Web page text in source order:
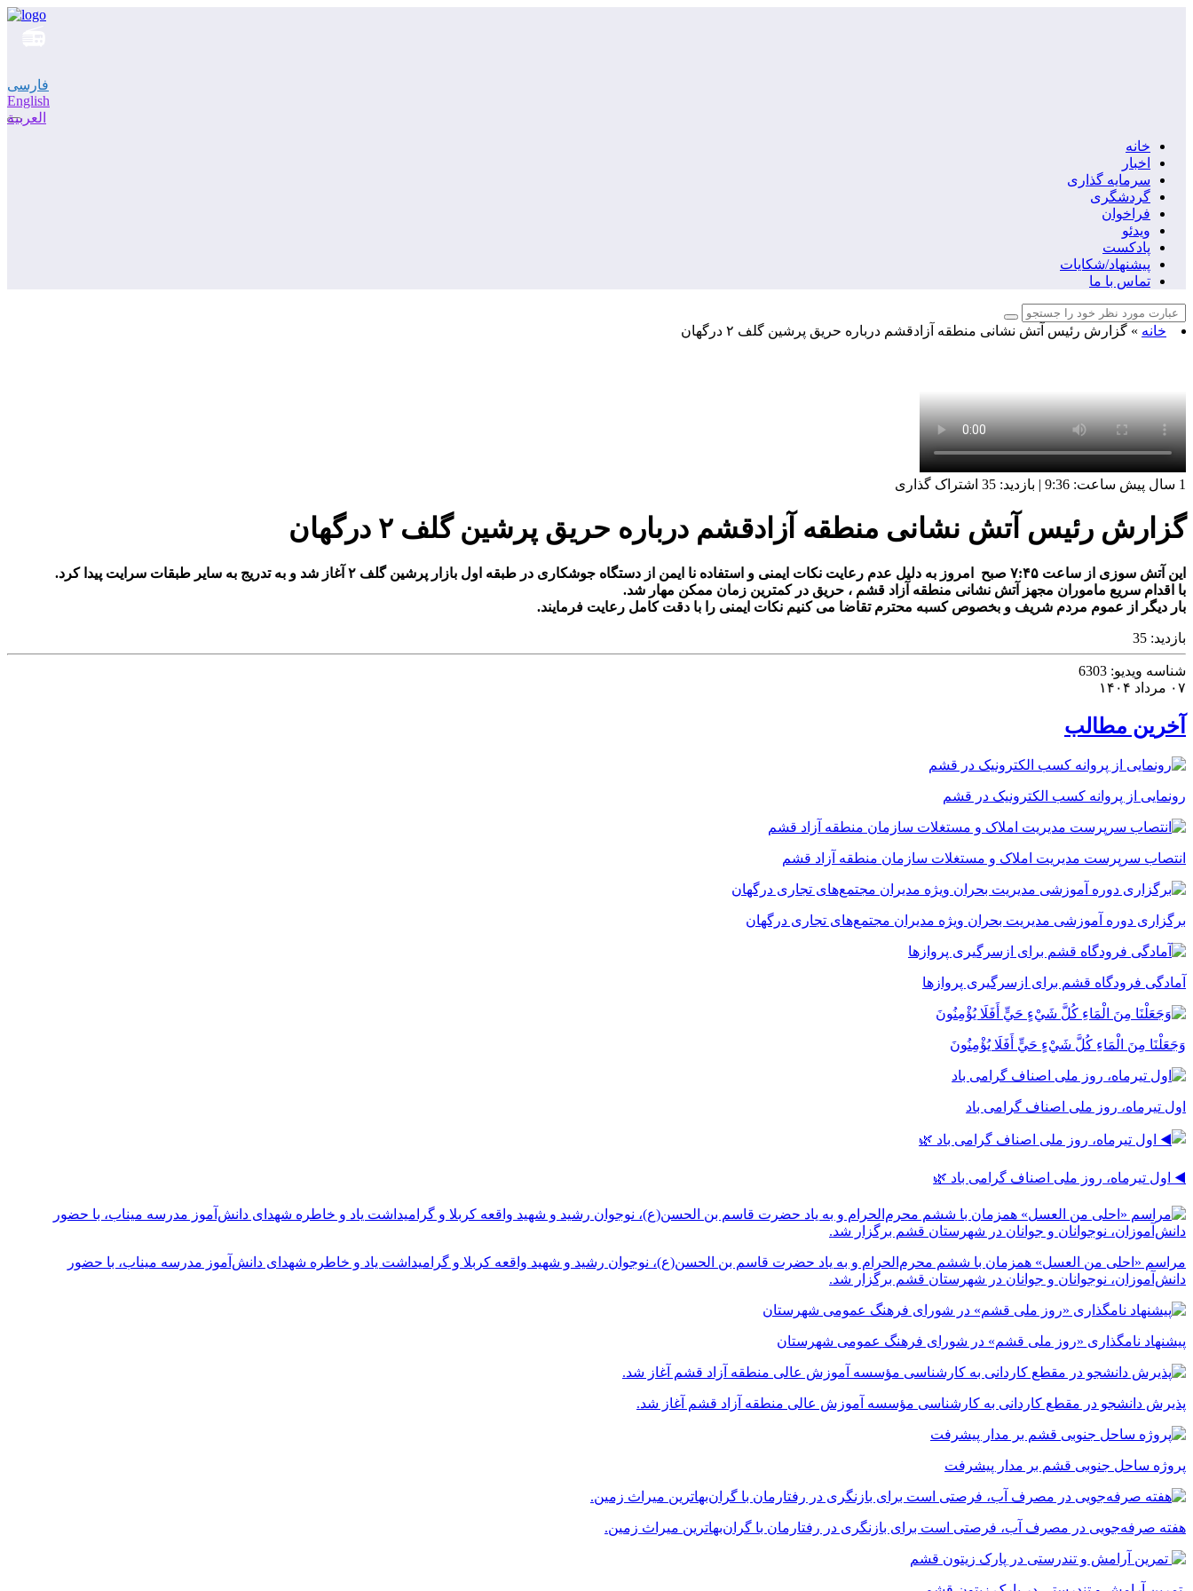
فارسی
English
العربية
خانه
اخبار
سرمایه گذاری
گردشگری
فراخوان
ویدئو
پادکست
پیشنهاد/شکایات
تماس با ما
خانه » گزارش رئیس آتش نشانی منطقه آزادقشم درباره حریق پرشین گلف ۲ درگهان
1 سال پیش ساعت: 9:36
| بازدید: 35 اشتراک گذاری
گزارش رئیس آتش نشانی منطقه آزادقشم درباره حریق پرشین گلف ۲ درگهان
این آتش سوزی از ساعت ۷:۴۵ صبح امروز به دلیل عدم رعایت نکات ایمنی و استفاده نا ایمن از دستگاه جوشکاری در طبقه اول بازار پرشین گلف ۲ آغاز شد و به تدریج به سایر طبقات سرایت پیدا کرد.
با اقدام سریع ماموران مجهز آتش نشانی منطقه آزاد قشم ، حریق در کمترین زمان ممکن مهار شد.
بار دیگر از عموم مردم شریف و بخصوص کسبه محترم تقاضا می کنیم نکات ایمنی را با دقت کامل رعایت فرمایند.
بازدید: 35
شناسه ویدیو:
۰۷ مرداد ۱۴۰۴
آخرین مطالب
رونمایی از پروانه کسب الکترونیک در قشم
انتصاب سرپرست مدیریت املاک و مستغلات سازمان منطقه آزاد قشم
برگزاری دوره آموزشی مدیریت بحران ویژه مدیران مجتمع‌های تجاری درگهان
آمادگی فرودگاه قشم برای ازسرگیری پروازها
وَجَعَلْنَا مِنَ الْمَاءِ كُلَّ شَيْءٍ حَيٍّ أَفَلَا يُؤْمِنُونَ
اول تیرماه، روز ملی اصناف گرامی باد
◀️ اول تیرماه، روز ملی اصناف گرامی باد 🌿
مراسم «احلی من العسل» همزمان با ششم محرم‌الحرام و به یاد حضرت قاسم بن الحسن(ع)، نوجوان رشید و شهید واقعه کربلا و گرامیداشت یاد و خاطره شهدای دانش‌آموز مدرسه میناب، با حضور
دانش‌آموزان، نوجوانان و جوانان در شهرستان قشم برگزار شد.
پیشنهاد نامگذاری «روز ملی قشم» در شورای فرهنگ عمومی شهرستان
پذیرش دانشجو در مقطع کاردانی به کارشناسی مؤسسه آموزش عالی منطقه آزاد قشم آغاز شد.
پروژه ساحل جنوبی قشم بر مدار پیشرفت
‌هفته صرفه‌جویی در مصرف آب، فرصتی است برای بازنگری در رفتارمان با گران‌بهاترین میراث زمین.